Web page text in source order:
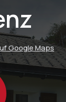
Google Maps